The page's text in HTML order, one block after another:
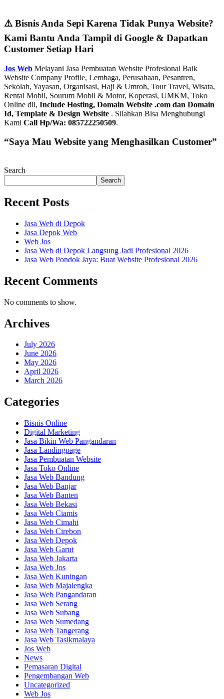
⚠️ Bisnis Anda Sepi Karena Tidak Punya Website?
Kami Bantu Anda Tampil di Google & Dapatkan
Customer Setiap Hari
Jos Web Melayani Jasa Pembuatan Website Profesional Baik
Website Company Profile, Lembaga, Perusahaan, Pesantren,
Sekolah, Yayasan, Organisasi, Haji & Umroh, Tour Travel, Wisata,
Rental Mobil, Sourum Mobil & Motor, Koperasi, UMKM, Toko
Online dll, Include Hosting, Domain Website .com dan Domain
Id, Template & Design Website . Silahkan Bisa Menghubungi
Kami Call Hp/Wa: 085722250509.
“Saya Mau Website yang Menghasilkan Customer”
Search
Search
Recent Posts
Jasa Web di Depok
Jasa Depok Web
Web Jos
Jasa Web di Depok Langsung Jadi Profesional 2026
Jasa Web Pondok Jaya: Buat Website Profesional 2026
Recent Comments
No comments to show.
Archives
July 2026
June 2026
May 2026
April 2026
March 2026
Categories
Bisnis Online
Digital Marketing
Jasa Bikin Web Pangandaran
Jasa Landingpage
Jasa Pembuatan Website
Jasa Toko Online
Jasa Web Bandung
Jasa Web Banjar
Jasa Web Banten
Jasa Web Bekasi
Jasa Web Ciamis
Jasa Web Cimahi
Jasa Web Cirebon
Jasa Web Depok
Jasa Web Garut
Jasa Web Jakarta
Jasa Web Jos
Jasa Web Kuningan
Jasa Web Majalengka
Jasa Web Pangandaran
Jasa Web Serang
Jasa Web Subang
Jasa Web Sumedang
Jasa Web Tangerang
Jasa Web Tasikmalaya
Jos Web
News
Pemasaran Digital
Pengembangan Web
Uncategorized
Web Jos